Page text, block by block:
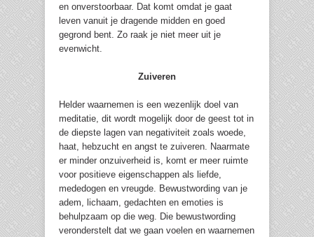
en onverstoorbaar. Dat komt omdat je gaat
leven vanuit je dragende midden en goed
gegrond bent. Zo raak je niet meer uit je
evenwicht.
Zuiveren
Helder waarnemen is een wezenlijk doel van
meditatie, dit wordt mogelijk door de geest tot in
de diepste lagen van negativiteit zoals woede,
haat, hebzucht en angst te zuiveren. Naarmate
er minder onzuiverheid is, komt er meer ruimte
voor positieve eigenschappen als liefde,
mededogen en vreugde. Bewustwording van je
adem, lichaam, gedachten en emoties is
behulpzaam op die weg. Die bewustwording
veronderstelt dat we gaan voelen en waarnemen